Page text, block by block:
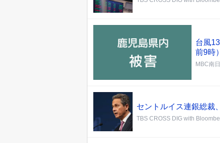
台風
前9時
MBC南
セントルイス連銀総裁
TBS CROSS DIG with